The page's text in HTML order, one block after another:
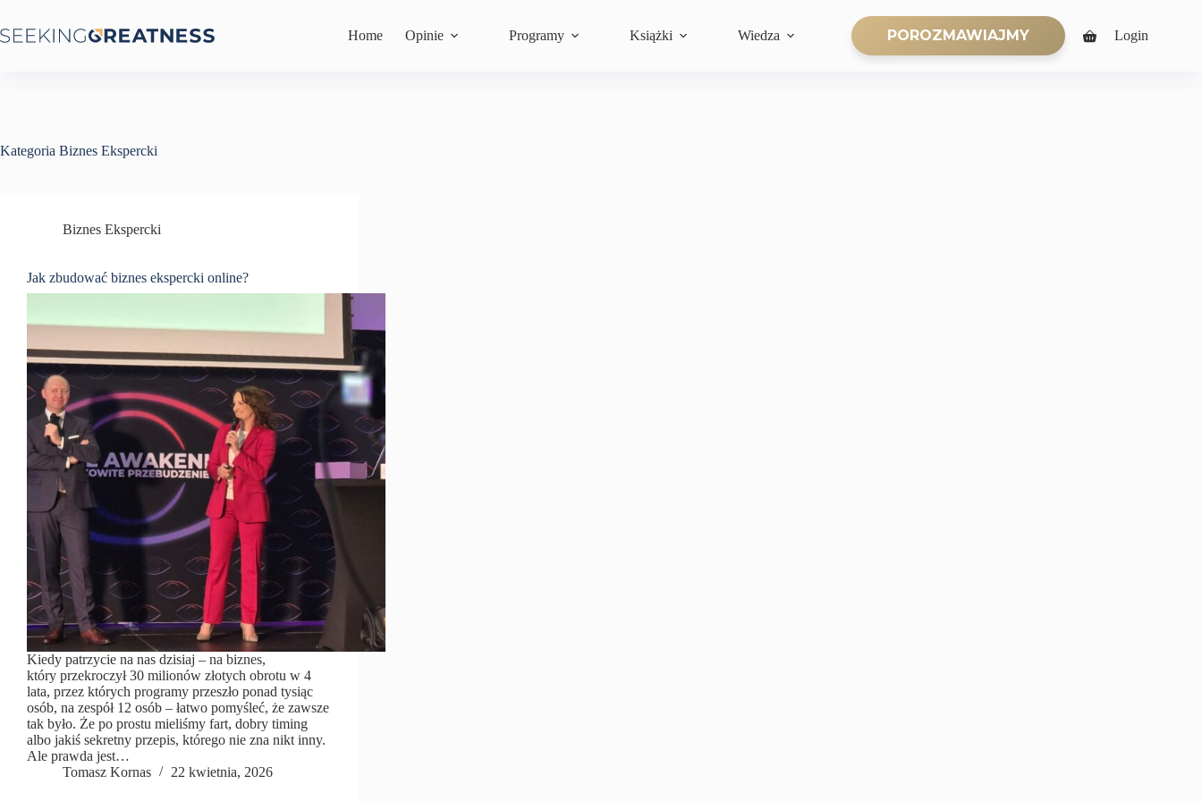
treści
Home Opinie Programy Książki Wiedza POROZMAWIAJMY KoszykLogin
Kategoria Biznes Ekspercki
Biznes Ekspercki
Jak zbudować biznes ekspercki online?
Kiedy patrzycie na nas dzisiaj – na biznes,
który przekroczył 30 milionów złotych obrotu w 4
lata, przez których programy przeszło ponad tysiąc
osób, na zespół 12 osób – łatwo pomyśleć, że zawsze
tak było. Że po prostu mieliśmy fart, dobry timing
albo jakiś sekretny przepis, którego nie zna nikt inny.
Ale prawda jest…
Tomasz Kornas
22 kwietnia, 2026